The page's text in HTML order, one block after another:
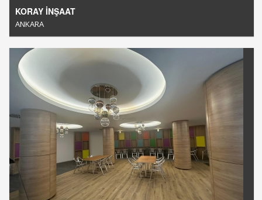
KORAY İNŞAAT
ANKARA